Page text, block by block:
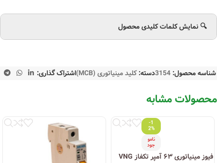
🔍 نمایش کلمات کلیدی محصول
شناسه محصول: 3154دسته: کلید مینیاتوری (MCB) اشتراک گذاری:
محصولات مشابه
-1
2%
نامو
جود
فیوز مینیاتوری ۶۳ آمپر تکفاز VNG